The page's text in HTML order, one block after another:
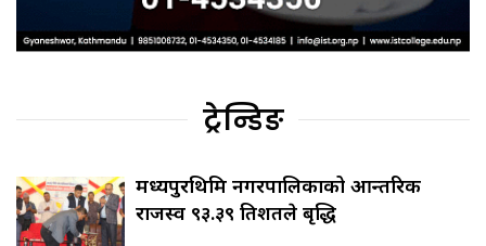
ट्रेन्डिङ
मध्यपुरथिमि नगरपालिकाको आन्तरिक
राजस्व ९३.३९ प्रतिशतले बृद्धि